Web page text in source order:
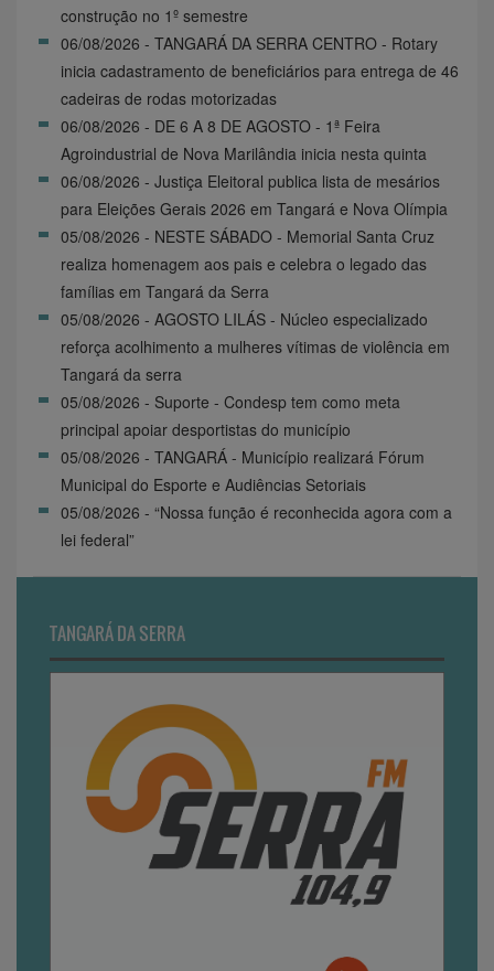
construção no 1º semestre
06/08/2026 - TANGARÁ DA SERRA CENTRO - Rotary
inicia cadastramento de beneficiários para entrega de 46
cadeiras de rodas motorizadas
06/08/2026 - DE 6 A 8 DE AGOSTO - 1ª Feira
Agroindustrial de Nova Marilândia inicia nesta quinta
06/08/2026 - Justiça Eleitoral publica lista de mesários
para Eleições Gerais 2026 em Tangará e Nova Olímpia
05/08/2026 - NESTE SÁBADO - Memorial Santa Cruz
realiza homenagem aos pais e celebra o legado das
famílias em Tangará da Serra
05/08/2026 - AGOSTO LILÁS - Núcleo especializado
reforça acolhimento a mulheres vítimas de violência em
Tangará da serra
05/08/2026 - Suporte - Condesp tem como meta
principal apoiar desportistas do município
05/08/2026 - TANGARÁ - Município realizará Fórum
Municipal do Esporte e Audiências Setoriais
05/08/2026 - “Nossa função é reconhecida agora com a
lei federal”
TANGARÁ DA SERRA